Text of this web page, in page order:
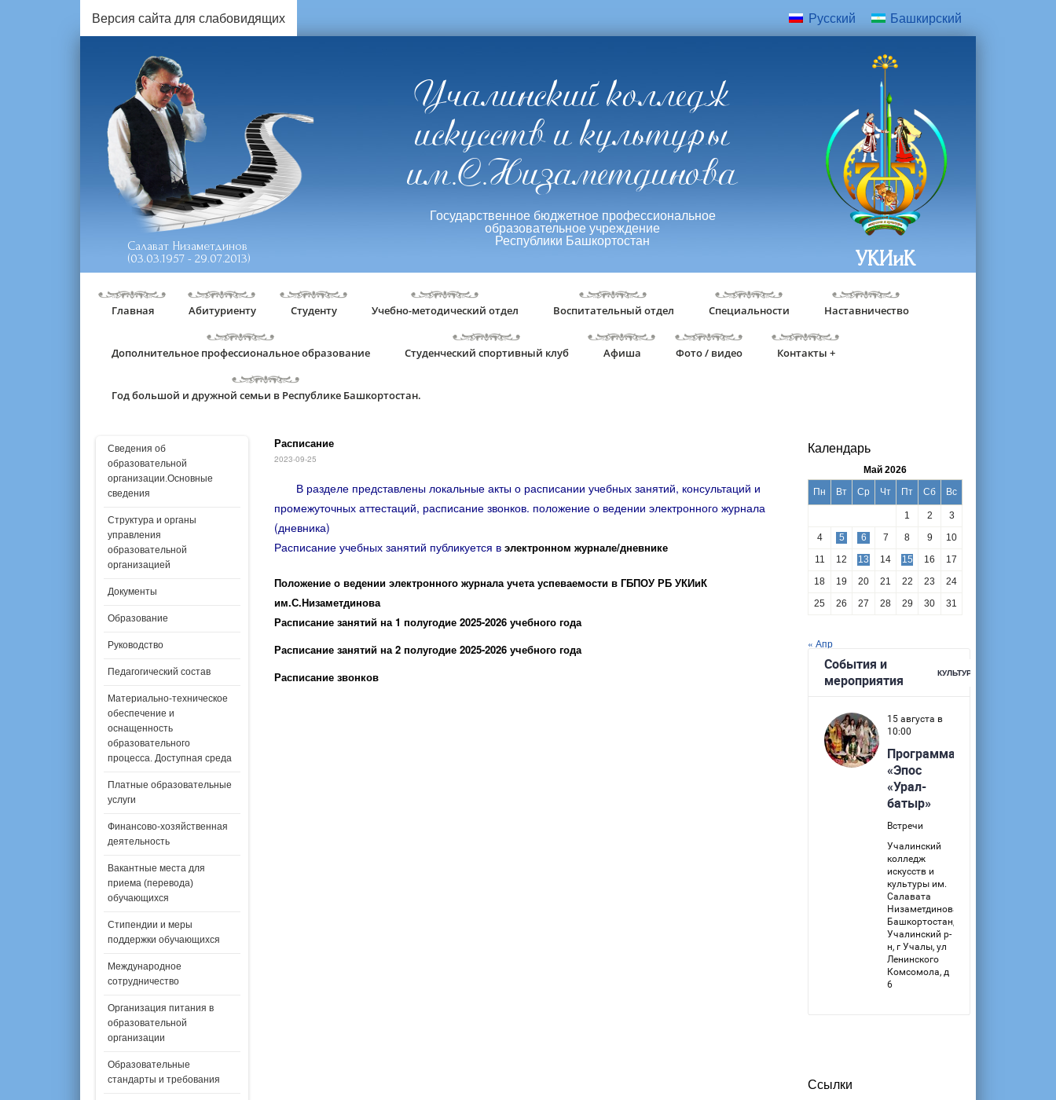
Версия сайта для слабовидящих Русский Башкирский
Салават Низаметдинов
(03.03.1957 - 29.07.2013)
Учалинский колледж
искусств и культуры
им.С.Низаметдинова
Государственное бюджетное профессиональное
образовательное учреждение
Республики Башкортостан
УКИиК
Главная Абитуриенту Студенту Учебно-методический отдел Воспитательный отдел Специальности Наставничество
Дополнительное профессиональное образование Студенческий спортивный клуб Афиша Фото / видео Контакты +
Год большой и дружной семьи в Республике Башкортостан.
Сведения об
образовательной
организации.Основные
сведения
Структура и органы
управления
образовательной
организацией
Документы
Образование
Руководство
Педагогический состав
Материально-техническое
обеспечение и
оснащенность
образовательного
процесса. Доступная среда
Платные образовательные
услуги
Финансово-хозяйственная
деятельность
Вакантные места для
приема (перевода)
обучающихся
Стипендии и меры
поддержки обучающихся
Международное
сотрудничество
Организация питания в
образовательной
организации
Образовательные
стандарты и требования
Расписание
2023-09-25
В разделе представлены локальные акты о расписании учебных занятий, консультаций и
промежуточных аттестаций, расписание звонков. положение о ведении электронного журнала
(дневника)
Расписание учебных занятий публикуется в электронном журнале/дневнике
Положение о ведении электронного журнала учета успеваемости в ГБПОУ РБ УКИиК
им.С.Низаметдинова
Расписание занятий на 1 полугодие 2025-2026 учебного года
Расписание занятий на 2 полугодие 2025-2026 учебного года
Расписание звонков
Календарь
Май 2026
Пн
Вт Ср Чт Пт Сб Вс
1 2
3
4
5 6 7 8 9
10
11
12 13 14 15 16
17
18
19 20 21 22 23
24
25
26 27 28 29 30 31
« Апр
Ссылки